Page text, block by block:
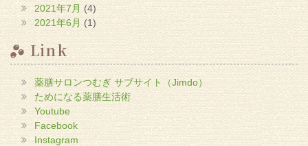
2021年7月 (4)
2021年6月 (1)
Link
薬膳サロンつむぎ サブサイト（Jimdo）
ためになる薬膳生活術
Youtube
Facebook
Instagram